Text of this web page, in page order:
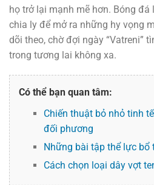
họ trở lại mạnh mẽ hơn. Bóng đá
chia ly để mở ra những hy vọng
dõi theo, chờ đợi ngày “Vatreni”
trong tương lai không xa.
Có thể bạn quan tâm:
Chiến thuật bỏ nhỏ tinh
đối phương
Những bài tập thể lực
Cách chọn loại dây vợt